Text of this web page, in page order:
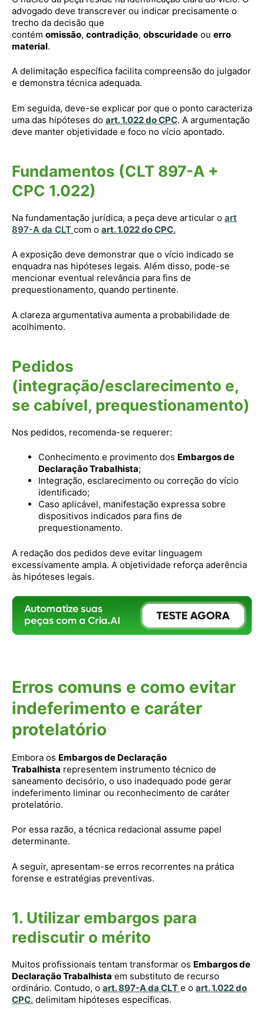
advogado deve transcrever ou indicar precisamente o
trecho da decisão que
contém omissão, contradição, obscuridade ou erro
material.
A delimitação específica facilita compreensão do julgador
e demonstra técnica adequada.
Em seguida, deve-se explicar por que o ponto caracteriza
uma das hipóteses do art. 1.022 do CPC. A argumentação
deve manter objetividade e foco no vício apontado.
Fundamentos (CLT 897-A +
CPC 1.022)
Na fundamentação jurídica, a peça deve articular o art
897-A da CLT com o art. 1.022 do CPC.
A exposição deve demonstrar que o vício indicado se
enquadra nas hipóteses legais. Além disso, pode-se
mencionar eventual relevância para fins de
prequestionamento, quando pertinente.
A clareza argumentativa aumenta a probabilidade de
acolhimento.
Pedidos
(integração/esclarecimento e,
se cabível, prequestionamento)
Nos pedidos, recomenda-se requerer:
Conhecimento e provimento dos Embargos de
Declaração Trabalhista;
Integração, esclarecimento ou correção do vício
identificado;
Caso aplicável, manifestação expressa sobre
dispositivos indicados para fins de
prequestionamento.
A redação dos pedidos deve evitar linguagem
excessivamente ampla. A objetividade reforça aderência
às hipóteses legais.
Erros comuns e como evitar
indeferimento e caráter
protelatório
Embora os Embargos de Declaração
Trabalhista representem instrumento técnico de
saneamento decisório, o uso inadequado pode gerar
indeferimento liminar ou reconhecimento de caráter
protelatório.
Por essa razão, a técnica redacional assume papel
determinante.
A seguir, apresentam-se erros recorrentes na prática
forense e estratégias preventivas.
1. Utilizar embargos para
rediscutir o mérito
Muitos profissionais tentam transformar os Embargos de
Declaração Trabalhista em substituto de recurso
ordinário. Contudo, o art. 897-A da CLT e o art. 1.022 do
CPC. delimitam hipóteses específicas.